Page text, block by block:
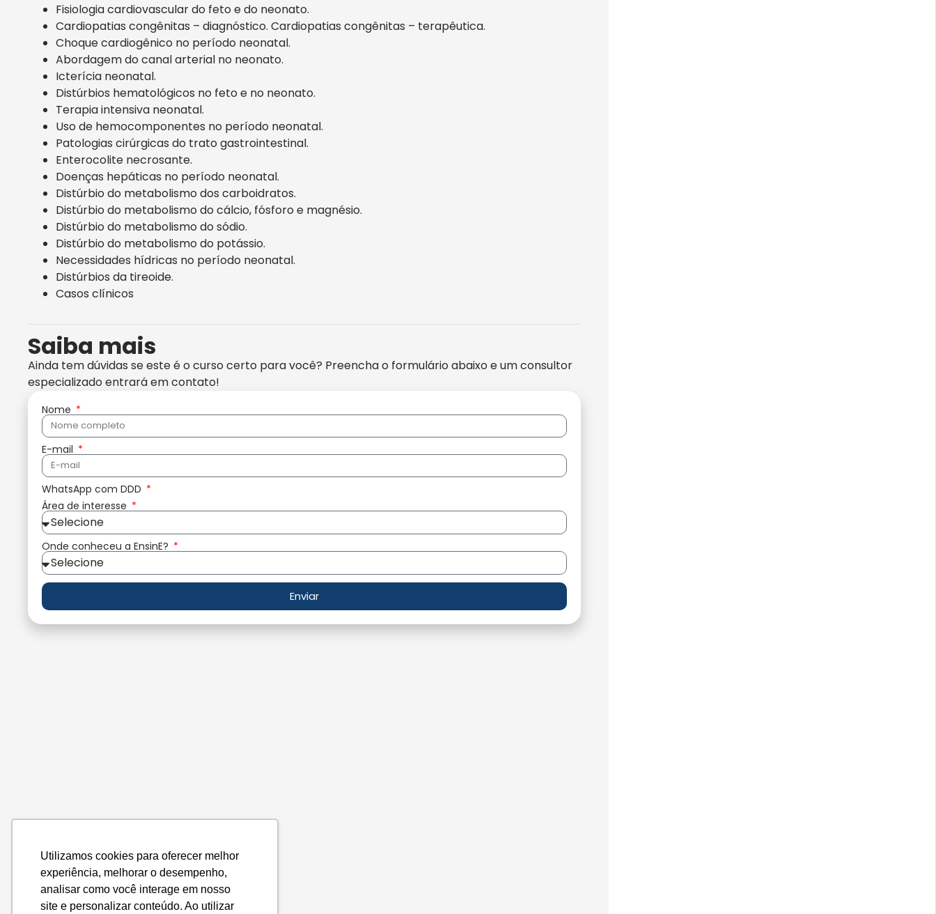
Utilizamos cookies para oferecer melhor
experiência, melhorar o desempenho,
analisar como você interage em nosso
site e personalizar conteúdo. Ao utilizar
Fisiologia cardiovascular do feto e do neonato.
Cardiopatias congênitas – diagnóstico. Cardiopatias congênitas – terapêutica.
Choque cardiogênico no período neonatal.
Abordagem do canal arterial no neonato.
Icterícia neonatal.
Distúrbios hematológicos no feto e no neonato.
Terapia intensiva neonatal.
Uso de hemocomponentes no período neonatal.
Patologias cirúrgicas do trato gastrointestinal.
Enterocolite necrosante.
Doenças hepáticas no período neonatal.
Distúrbio do metabolismo dos carboidratos.
Distúrbio do metabolismo do cálcio, fósforo e magnésio.
Distúrbio do metabolismo do sódio.
Distúrbio do metabolismo do potássio.
Necessidades hídricas no período neonatal.
Distúrbios da tireoide.
Casos clínicos
Saiba mais
Ainda tem dúvidas se este é o curso certo para você? Preencha o formulário abaixo e um consultor
especializado entrará em contato!
Nome
E-mail
WhatsApp com DDD
Área de interesse
Onde conheceu a EnsinE?
Enviar